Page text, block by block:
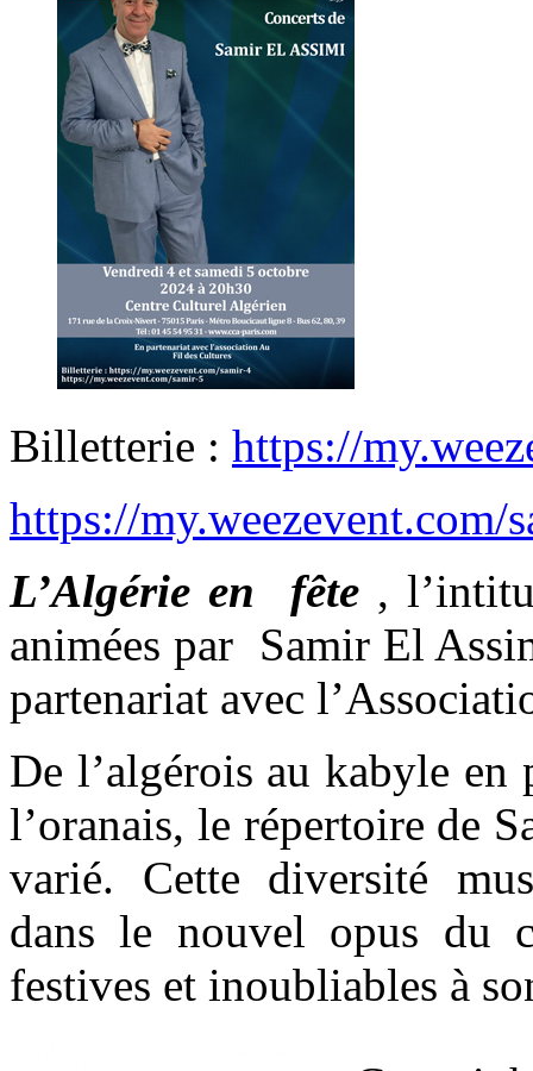
Billetterie : https://
https://my.weezevent.com/
L’Algérie en fête ,
animées par Samir El
partenariat avec
De l’algérois au kabyle
l’oranais, le répertoire de
varié. Cette diversité
dans le nouvel opus du
festives et inoubliables à